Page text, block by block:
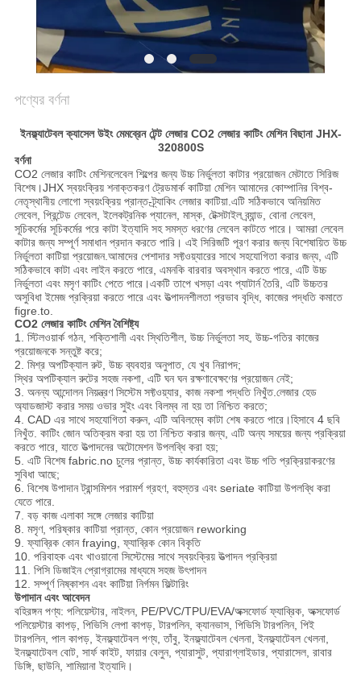
NEWS
SITEMAP
PRIVACY
POLICY
পণ্যের বর্ণনা
ইনফ্ল্যাটেবল ক্যাসেল উইং মেমব্রেন টেন্ট লেজার CO2 লেজার কাটিং মেশিন বিছানা JHX-
320800S
বর্ণনা
CO2 লেজার কাটিং মেশিনলেবেল শিল্পের জন্য উচ্চ নির্ভুলতা কাটার প্রয়োজন মেটাতে সিরিজ
বিশেষ।JHX স্বয়ংক্রিয় শনাক্তকরণ ট্রেডমার্ক কাটিয়া মেশিন আমাদের কোম্পানির বিশ্ব-
নেতৃস্থানীয় লোগো স্বয়ংক্রিয় প্রান্ত-ট্র্যাকিং লেজার কাটিয়া.এটি সঠিকভাবে অনিয়মিত
লেবেল, প্রিন্টেড লেবেল, ইলেকট্রনিক প্যানেল, মাস্ক, টেক্সটাইল ব্র্যান্ড, বোনা লেবেল,
সূচিকর্মের সূচিকর্মের পরে কাটা ইত্যাদি সহ সমস্ত ধরণের লেবেল কাটতে পারে। আমরা লেবেল
কাটার জন্য সম্পূর্ণ সমাধান প্রদান করতে পারি। এই সিরিজটি পূরণ করার জন্য বিশেষায়িত উচ্চ
নির্ভুলতা কাটিয়া প্রয়োজন.আমাদের পেশাদার সফ্টওয়্যারের সাথে সহযোগিতা করার জন্য, এটি
সঠিকভাবে কাটা এবং লাইন করতে পারে, এমনকি বারবার অবস্থান করতে পারে, এটি উচ্চ
নির্ভুলতা এবং মসৃণ কাটিং পেতে পারে।একটি তাপে খসড়া এবং প্যাটার্ন তৈরি, এটি উচ্চতর
অসুবিধা ইমেজ প্রক্রিয়া করতে পারে এবং উত্পাদনশীলতা প্রভাব বৃদ্ধি, কাজের পদ্ধতি কমাতে
figre.to.
CO2 লেজার কাটিং মেশিন বৈশিষ্ট্য
1. স্টিলওয়ার্ক গঠন, শক্তিশালী এবং স্থিতিশীল, উচ্চ নির্ভুলতা সহ, উচ্চ-গতির কাজের
প্রয়োজনকে সন্তুষ্ট করে;
2. মিশ্র অপটিক্যাল রুট, উচ্চ ব্যবহার অনুপাত, যে খুব নিরাপদ;
স্থির অপটিক্যাল রুটের সহজ নকশা, এটি ঘন ঘন রক্ষণাবেক্ষণের প্রয়োজন নেই;
3. অনন্য আন্দোলন নিয়ন্ত্রণ সিস্টেম সফ্টওয়্যার, কাজ নকশা পদ্ধতি নিখুঁত.লেজার হেড
অ্যাডজাস্ট করার সময় ওভার সুইং এবং বিলম্ব না হয় তা নিশ্চিত করতে;
4. CAD এর সাথে সহযোগিতা করুন, এটি অবিলম্বে কাটা শেষ করতে পারে।হিসাবে 4 ছবি
নিখুঁত. কাটিং জোন অতিক্রম করা হয় তা নিশ্চিত করার জন্য, এটি অন্য সময়ের জন্য প্রক্রিয়া
করতে পারে, যাতে উত্পাদনের অটোমেশন উপলব্ধি করা হয়;
5. এটি বিশেষ fabric.no চুলের প্রান্ত, উচ্চ কার্যকারিতা এবং উচ্চ গতি প্রক্রিয়াকরণের
সুবিধা আছে;
6. বিশেষ উপাদান ট্রান্সমিশন পরামর্শ গ্রহণ, বহুস্তর এবং seriate কাটিয়া উপলব্ধি করা
যেতে পারে.
7. বড় কাজ এলাকা সঙ্গে লেজার কাটিয়া
8. মসৃণ, পরিষ্কার কাটিয়া প্রান্ত, কোন প্রয়োজন reworking
9. ফ্যাব্রিক কোন fraying, ফ্যাব্রিক কোন বিকৃতি
10. পরিবাহক এবং খাওয়ানো সিস্টেমের সাথে স্বয়ংক্রিয় উত্পাদন প্রক্রিয়া
11. পিসি ডিজাইন প্রোগ্রামের মাধ্যমে সহজ উৎপাদন
12. সম্পূর্ণ নিষ্কাশন এবং কাটিয়া নির্গমন ফিল্টারিং
উপাদান এবং আবেদন
বহিরঙ্গন পণ্য: পলিয়েস্টার, নাইলন, PE/PVC/TPU/EVA/অক্সফোর্ড ফ্যাব্রিক, অক্সফোর্ড
পলিয়েস্টার কাপড়, পিভিসি লেপা কাপড়, টারপলিন, ক্যানভাস, পিভিসি টারপলিন, পিই
টারপলিন, পাল কাপড়, ইনফ্ল্যাটেবল পণ্য, তাঁবু, ইনফ্ল্যাটেবল খেলনা, ইনফ্ল্যাটেবল খেলনা,
ইনফ্ল্যাটেবল বোট, সার্ফ কাইট, ফায়ার বেলুন, প্যারাসুট, প্যারাগ্লাইডার, প্যারাসেল, রাবার
ডিঙ্গি, ছাউনি, শামিয়ানা ইত্যাদি।